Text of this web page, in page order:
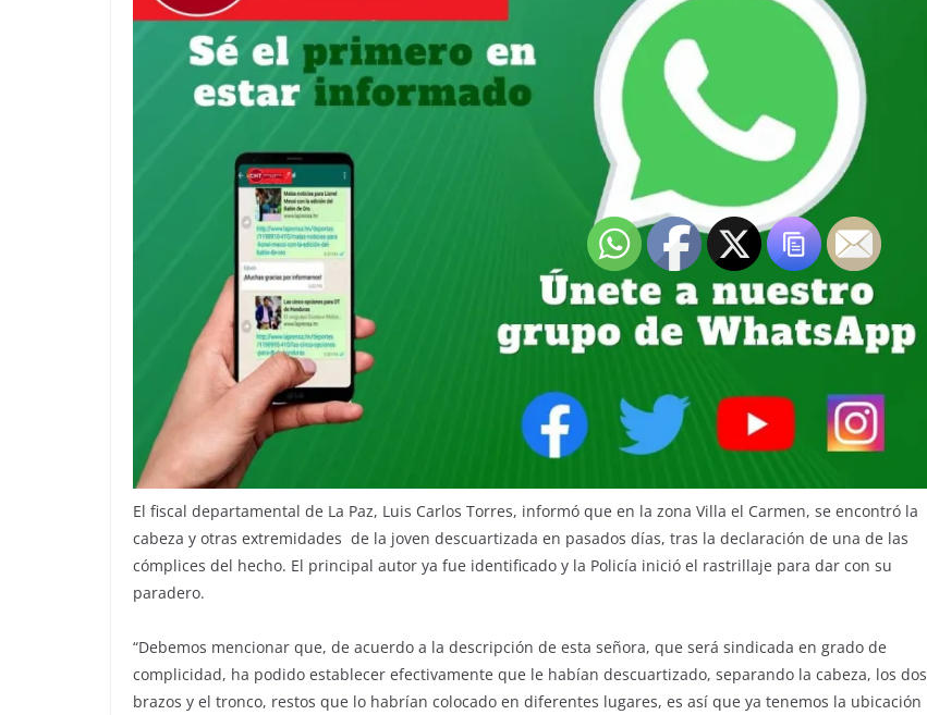
El fiscal departamental de La Paz, Luis Carlos Torres, informó que en la zona Villa el Carmen, se encontró la
cabeza y otras extremidades de la joven descuartizada en pasados días, tras la declaración de una de las
cómplices del hecho. El principal autor ya fue identificado y la Policía inició el rastrillaje para dar con su
paradero.
“Debemos mencionar que, de acuerdo a la descripción de esta señora, que será sindicada en grado de
complicidad, ha podido establecer efectivamente que le habían descuartizado, separando la cabeza, los dos
brazos y el tronco, restos que lo habrían colocado en diferentes lugares, es así que ya tenemos la ubicación